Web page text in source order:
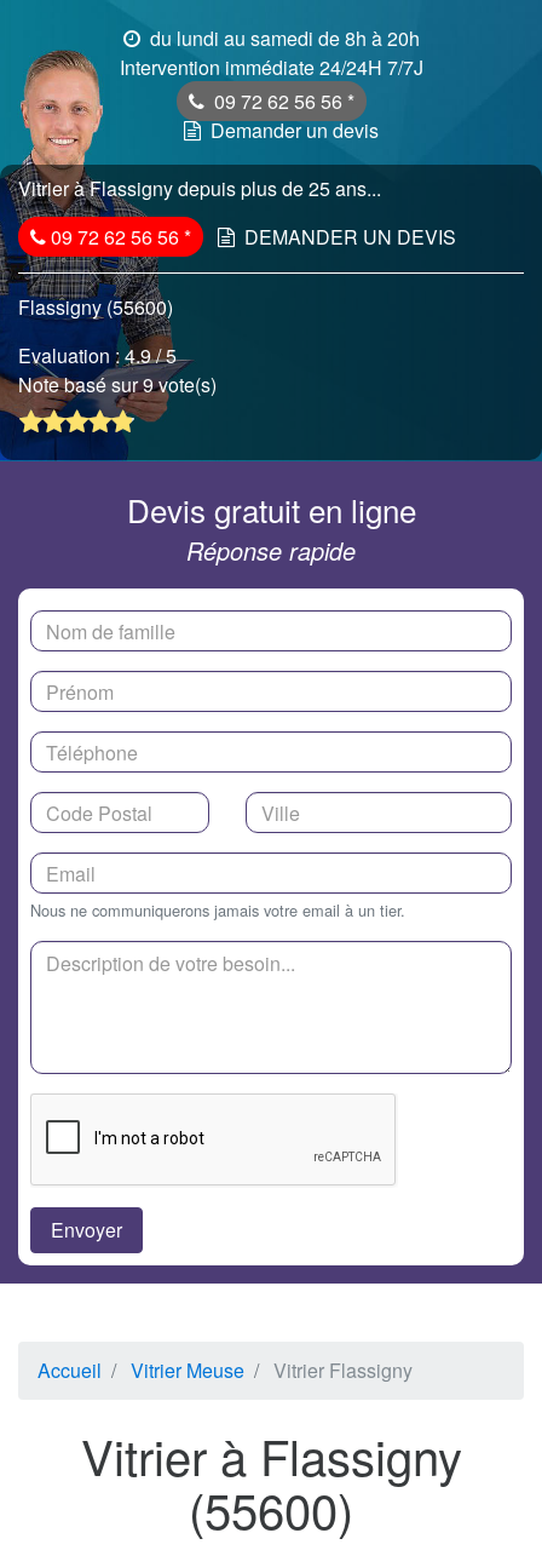
du lundi au samedi de 8h à 20h
Intervention immédiate 24/24H 7/7J
09 72 62 56 56 *
Demander un devis
Vitrier à Flassigny depuis plus de 25 ans...
09 72 62 56 56* DEMANDER UN DEVIS
Flassigny (55600)
Evaluation :4.9/ 5
Note basé sur 9 vote(s)
Devis gratuit en ligne
Réponse rapide
Nous ne communiquerons jamais votre email à un tier.
Accueil Vitrier Meuse Vitrier Flassigny
Vitrier à Flassigny
(55600)